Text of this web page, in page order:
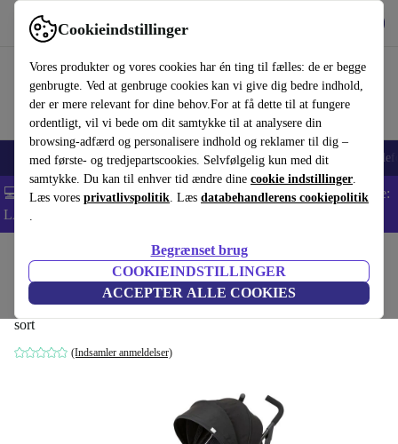
Cookieindstillinger
Vores produkter og vores cookies har én ting til fælles: de er begge
genbrugte. Ved at genbruge cookies kan vi give dig bedre indhold,
der er mere relevant for dine behov.For at få dette til at fungere
ordentligt, vil vi bede om dit samtykke til at analysere din
browsing-adfærd og personalisere indhold og reklamer til dig –
med første- og tredjepartscookies. Selvfølgelig kun med dit
samtykke. Du kan til enhver tid ændre dine cookie indstillinger.
Læs vores privatlivspolitik. Læs databehandlerens cookiepolitik
.
Begrænset brug
COOKIEINDSTILLINGER
ACCEPTER ALLE COOKIES
Brug refurbed hurtigt og nemt
Smartphones Bærbare Tablets Smartwatches Tilbehør
💻 Ekstra 5% rabat på alle MacBooks og bærbare computere - Kode:
LAPTOP5 -
Barnevogne & Klapvogne
Chicco Jet Black barnevogn
sort
(Indsamler anmeldelser)